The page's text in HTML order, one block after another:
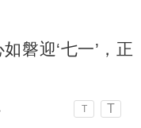
磐迎‘七一’，正
T T